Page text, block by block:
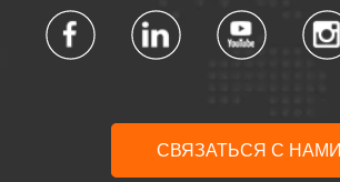
СВЯЗАТЬСЯ С НАМИ